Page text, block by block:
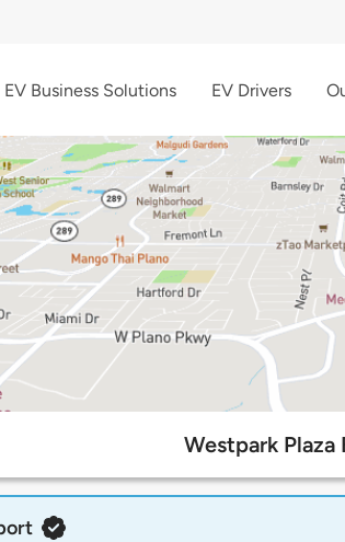
EV Business Solutions EV Drivers
Westpark